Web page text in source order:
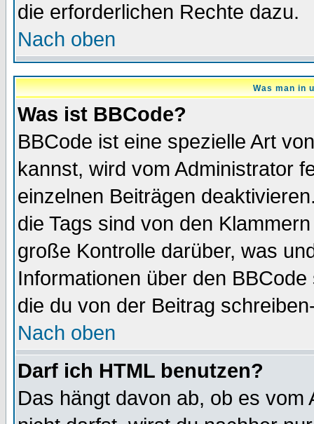
die erforderlichen Rechte dazu.
Nach oben
Was man in
Was ist BBCode?
BBCode ist eine spezielle Art
kannst, wird vom Administrator
einzelnen Beiträgen
die Tags sind von den
große Kontrolle darüber, was
Informationen über den
die du von der Beitrag
Nach oben
Darf ich HTML benutzen?
Das hängt davon ab, ob es